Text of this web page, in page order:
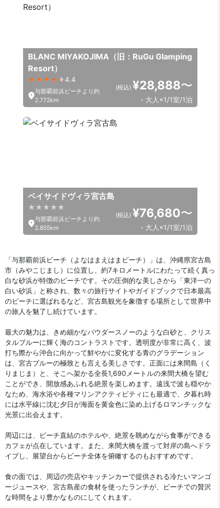
BLANC MIYAKOJIMA（旧：RuGu Glamping
Resort）
4.4
与那覇前浜ビーチより約
2.772km
(税込) ¥28,888〜
- 大人×1/1室/1泊
ベイサイドヴィラ宮古島
与那覇前浜ビーチより約
2.855km
(税込) ¥76,680〜
- 大人×1/1室/1泊
「与那覇前浜ビーチ（よなはまえはまビーチ）」は、沖縄県宮古島
市（みやこじまし）に位置し、約7キロメートルにわたって続く真っ
白な砂浜が特徴のビーチです。その圧倒的な美しさから「東洋一の
白い砂浜」と称され、数々の旅行サイトやガイドブックで日本最高
のビーチに選ばれるなど、宮古島観光を象徴する場所として世界中
の旅人を魅了し続けています。
最大の魅力は、きめ細かなパウダースノーのような白砂と、クリス
タルブルーに輝く海のコントラストです。透明度が非常に高く、波
打ち際から沖合に向かって鮮やかに変化する青のグラデーション
は、宮古ブルーの極致とも言える美しさです。正面には来間島（く
りまじま）と、そこへ架かる全長1,690メートルの来間大橋を望む
ことができ、開放感あふれる絶景を楽しめます。遠浅で波も穏やか
なため、海水浴や各種マリンアクティビティにも最適で、夕暮れ時
には水平線に沈む夕日が海面を黄金色に染め上げるロマンチックな
光景に出会えます。
周辺には、ビーチ直結のホテルや、絶景を眺めながら食事ができる
カフェが点在しています。また、来間大橋を渡って対岸の島へドラ
イブし、展望台からビーチ全体を俯瞰するのもおすすめです。
食の面では、周辺の売店やキッチンカーで提供される冷たいマンゴ
ージュースや、宮古島産の食材を使ったランチが、ビーチでの贅沢
な時間をより豊かなものにしてくれます。